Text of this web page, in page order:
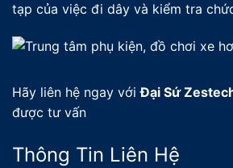
tạp của việc đi dây và kiểm tra
Hãy liên hệ ngay vớiĐại Sứ
được tư vấn
Thông Tin Liên Hệ